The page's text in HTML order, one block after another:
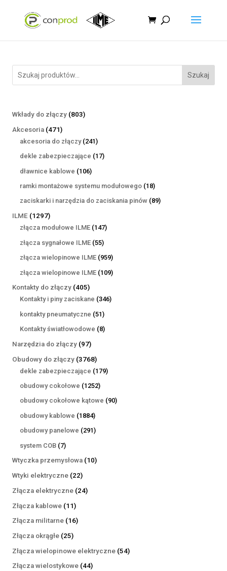
Szukaj
Wkłady do złączy 803803
Akcesoria 471471
produktów
akcesoria do złączy 241241
produktów
dekle zabezpieczające 1717
dławnice kablowe 106106
produktów
ramki montażowe systemu modułowego 1818
produktów
zaciskarki i narzędzia do zaciskania pinów 8989
ILME 12971297
produktów
złącza modułowe ILME 147147
złącza sygnałowe ILME 5555
produktów
złącza wielopinowe ILME 959959
produktów
złącza wielopinowe ILME 109109
Kontakty do złączy 405405
produktów
Kontakty i piny zaciskane 346346
kontakty pneumatyczne 5151
produktów
Kontakty światłowodowe 88
Narzędzia do złączy 9797
produktów
Obudowy do złączy 37683768
produktów
dekle zabezpieczające 179179
obudowy cokołowe 12521252
produkty
obudowy cokołowe kątowe 9090
obudowy kablowe 18841884
produkty
obudowy panelowe 291291
system COB 77
produktów
Wtyczka przemysłowa 1010
Wtyki elektryczne 2222
produkty
Złącza elektryczne 2424
Złącza kablowe 1111
produktów
Złącza militarne 1616
Złącza okrągłe 2525
produktów
Złącza wielopinowe elektryczne 5454
Złącza wielostykowe 4444